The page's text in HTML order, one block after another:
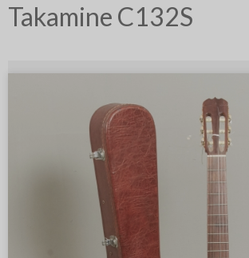
Takamine C132S